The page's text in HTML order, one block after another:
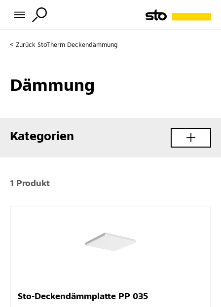
Zurück StoTherm Deckendämmung
Dämmung
Kategorien
1 Produkt
Sto-Deckendämmplatte PP 035